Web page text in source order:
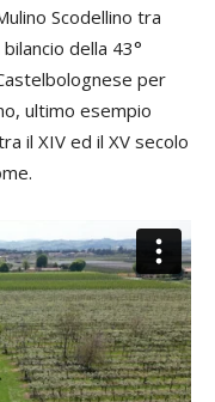
Scodellino tra
della 43°
per
ultimo esempio
il XIV ed il XV secolo